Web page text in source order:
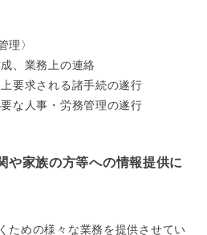
理〉
、業務上の連絡
要求される諸手続の遂行
な人事・労務管理の遂行
や家族の方等への情報提供に
ための様々な業務を提供させてい